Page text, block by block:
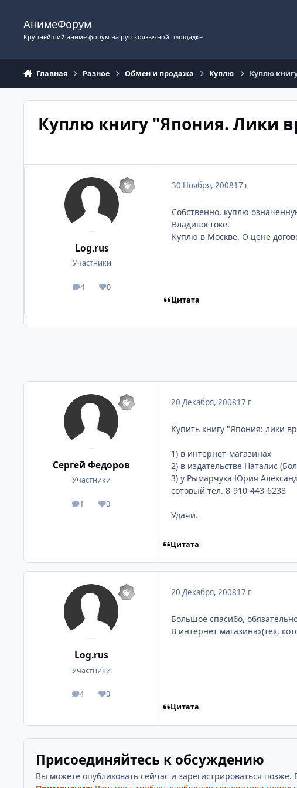
АнимеФорум
Крупнейший аниме-форум на русскоязычной площадке
Главная Разное Обмен и продажа Куплю Куплю
Куплю книгу "Япония. Лики
Log.rus
Участники
4
посты 0
Репутация
30 Ноября, 200817 г
Собственно, куплю
Владивостоке.
Куплю в Москве. О цене
Цитата
Сергей Федоров
Участники
1
посты 0
Репутация
20 Декабря, 200817 г
Купить книгу "Япония: лики
1) в интернет-магазинах
2) в издательстве Наталис
3) у Рымарчука Юрия
сотовый тел. 8-910-443-6238
Удачи.
Цитата
Log.rus
Участники
4
посты 0
Репутация
20 Декабря, 200817 г
Большое спасибо,
В интернет магазинах(тех,
Цитата
Присоединяйтесь к обсуждению
Вы можете опубликовать сейчас и зарегистрироваться позже.